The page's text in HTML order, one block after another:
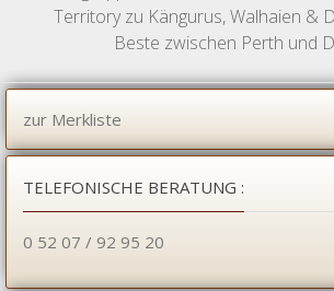
Territory zu Kängurus, Walhaien &
Beste zwischen Perth und
zur Merkliste
TELEFONISCHE BERATUNG :
0 52 07 / 92 95 20